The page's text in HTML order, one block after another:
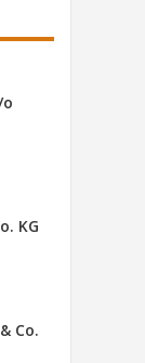
KG
Co.